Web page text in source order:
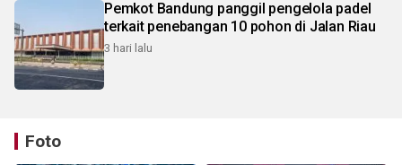
Pemkot Bandung panggil pengelola padel
terkait penebangan 10 pohon di Jalan Riau
3 hari lalu
Foto